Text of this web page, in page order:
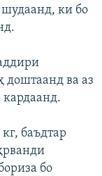
ки бо
ва аз
баъдтар
бо